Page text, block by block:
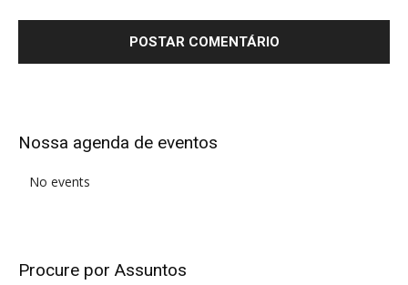
Nossa agenda de eventos
No events
Procure por Assuntos